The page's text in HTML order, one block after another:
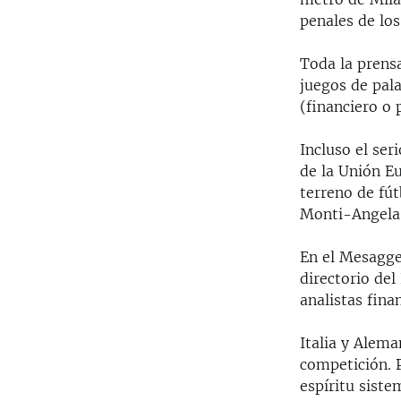
penales de
Toda la
juegos de
(financiero o
Incluso el
de la Unión
terreno de
Monti-Angela
En el
directorio del
analistas
Italia y
competición.
espíritu